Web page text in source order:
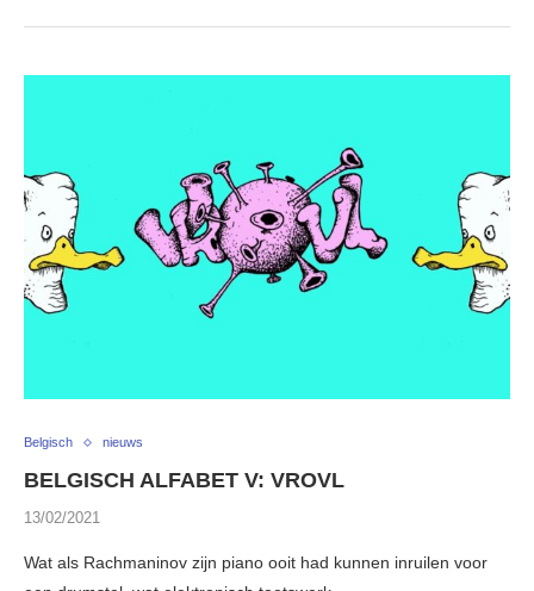
Belgisch nieuws
BELGISCH ALFABET V: VROVL
13/02/2021
Wat als Rachmaninov zijn piano ooit had kunnen inruilen voor